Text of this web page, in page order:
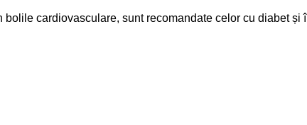
cardiovasculare, sunt recomandate celor cu diabet și